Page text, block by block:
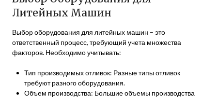
Литейных Машин
Выбор оборудования для литейных машин – это
ответственный процесс, требующий учета множества
факторов. Необходимо учитывать:
Тип производимых отливок: Разные типы отливок
требуют разного оборудования.
Объем производства: Большие объемы производства